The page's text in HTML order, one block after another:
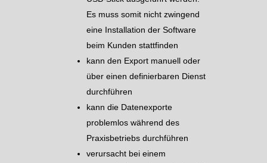
Es muss somit nicht zwingend
eine Installation der Software
beim Kunden stattfinden
kann den Export manuell oder
über einen definierbaren Dienst
durchführen
kann die Datenexporte
problemlos während des
Praxisbetriebs durchführen
verursacht bei einem